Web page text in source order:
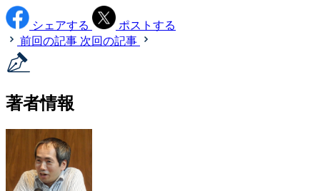
シェアする
ポストする
前回の記事 次回の記事
著者情報